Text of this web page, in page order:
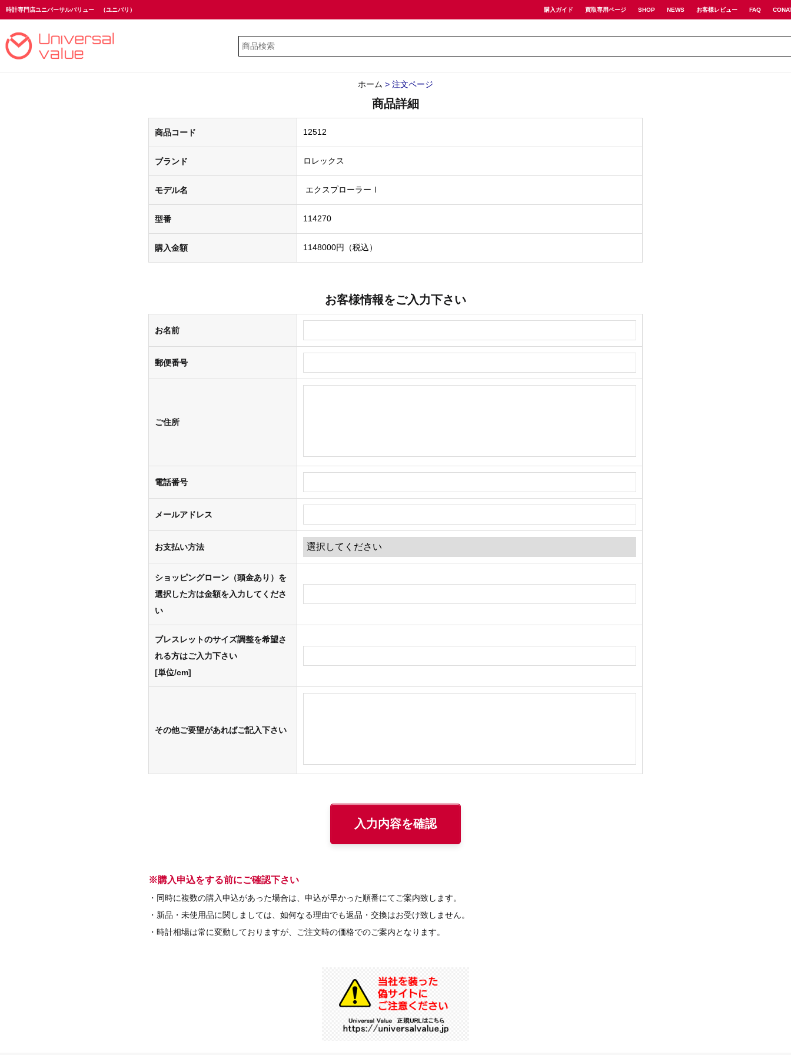
時計専門店ユニバーサルバリュー （ユニバリ） 購入ガイド 買取専用ページ SHOP NEWS お客様レビュー FAQ
ホーム > 注文ページ
商品詳細
商品コード
ブランド
モデル名
型番
購入金額
お客様情報をご入力下さい
お名前
郵便番号
ご住所
電話番号
メールアドレス
お支払い方法
ショッピングローン（頭金あり）を
選択した方は金額を入力してくださ
い
ブレスレットのサイズ調整を希望さ
れる方はご入力下さい
[単位/cm]
その他ご要望があればご記入下さい
※購入申込をする前にご確認下さい
・同時に複数の購入申込があった場合は、申込が早かった順番にてご案内致します。
・新品・未使用品に関しましては、如何なる理由でも返品・交換はお受け致しません。
・時計相場は常に変動しておりますが、ご注文時の価格でのご案内となります。